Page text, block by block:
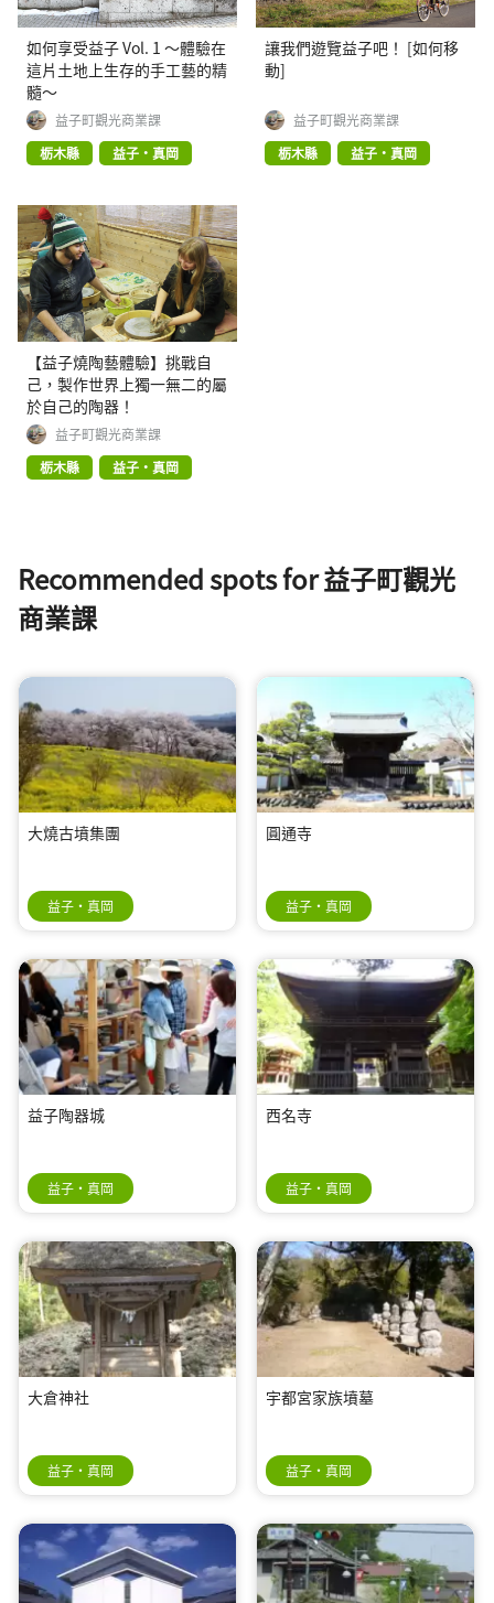
如何享受益子 Vol. 1 ～體驗在
這片土地上生存的手工藝的精
髓～
益子町觀光商業課
栃木縣
益子・真岡
讓我們遊覽益子吧！ [如何移
動]
益子町觀光商業課
栃木縣
益子・真岡
【益子燒陶藝體驗】挑戰自
己，製作世界上獨一無二的屬
於自己的陶器！
益子町觀光商業課
栃木縣
益子・真岡
Recommended spots for 益子町觀光
商業課
大燒古墳集團
益子・真岡
圓通寺
益子・真岡
益子陶器城
益子・真岡
西名寺
益子・真岡
大倉神社
益子・真岡
宇都宮家族墳墓
益子・真岡